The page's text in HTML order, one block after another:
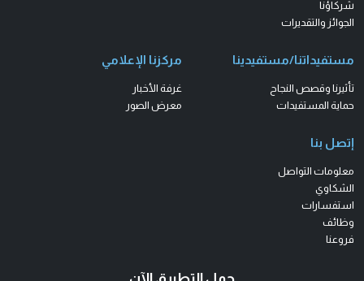
شركاؤنا
الجوائز والتقديرات
مستفيداتنا/مستفيدينا
تأثيرنا وقصص النجاح
حماية المستفيدات
مركزنا الإعلامي
غرفة الأخبار
معرض الصور
إتصل بنا
معلومات التواصل
الشكاوي
استفسارات
وظائف
فروعنا